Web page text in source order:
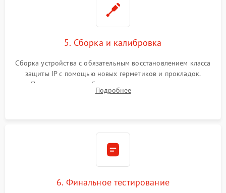
5. Сборка и калибровка
Сборка устройства с обязательным восстановлением класса
защиты IP с помощью новых герметиков и прокладок.
Программная калибровка матрицы по эталонному
абсолютно черному телу для точного измерения температур.
Подробнее
6. Финальное тестирование